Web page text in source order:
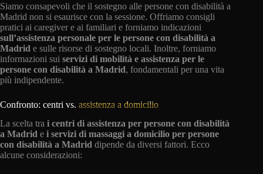
Siamo consapevoli che il sostegno alle persone con disabilità a
Madrid non si esaurisce con la sessione. Offriamo consigli
pratici ai caregiver e ai familiari e forniamo indicazioni
sull’assistenza personale per le persone con disabilità a
Madrid e sulle risorse di sostegno locali. Inoltre, forniamo
informazioni sui servizi di mobilità e assistenza per le
persone con disabilità a Madrid, fondamentali per una vita
più indipendente.
Confronto: centri vs. assistenza a domicilio
La scelta tra i centri di assistenza per persone con disabilità
a Madrid e i servizi di massaggi a domicilio per persone
con disabilità a Madrid dipende da diversi fattori. Ecco
alcune considerazioni: